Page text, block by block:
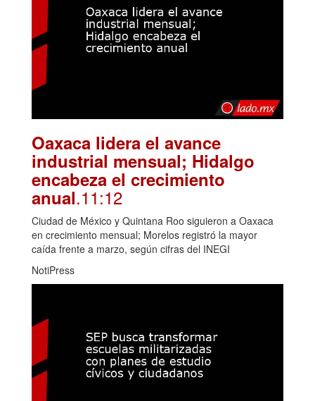
Oaxaca lidera el avance
industrial mensual; Hidalgo
encabeza el crecimiento
anual.11:12
Ciudad de México y Quintana Roo siguieron a Oaxaca
en crecimiento mensual; Morelos registró la mayor
caída frente a marzo, según cifras del INEGI
NotiPress